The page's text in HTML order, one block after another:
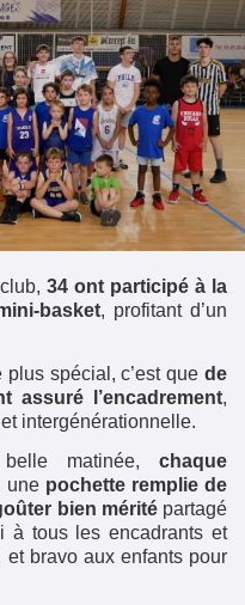
34 ont participé à la
basket, profitant d’un
spécial, c’est que de
assuré l’encadrement,
intergénérationnelle.
matinée, chaque
une pochette remplie de
bien méritépartagé
à tous les encadrants et
bravo aux enfants pour